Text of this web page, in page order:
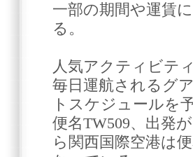
一部の期間や運賃
る。
人気アクティビテ
毎日運航されるグ
トスケジュールを
便名TW509、出発
ら関西国際空港は